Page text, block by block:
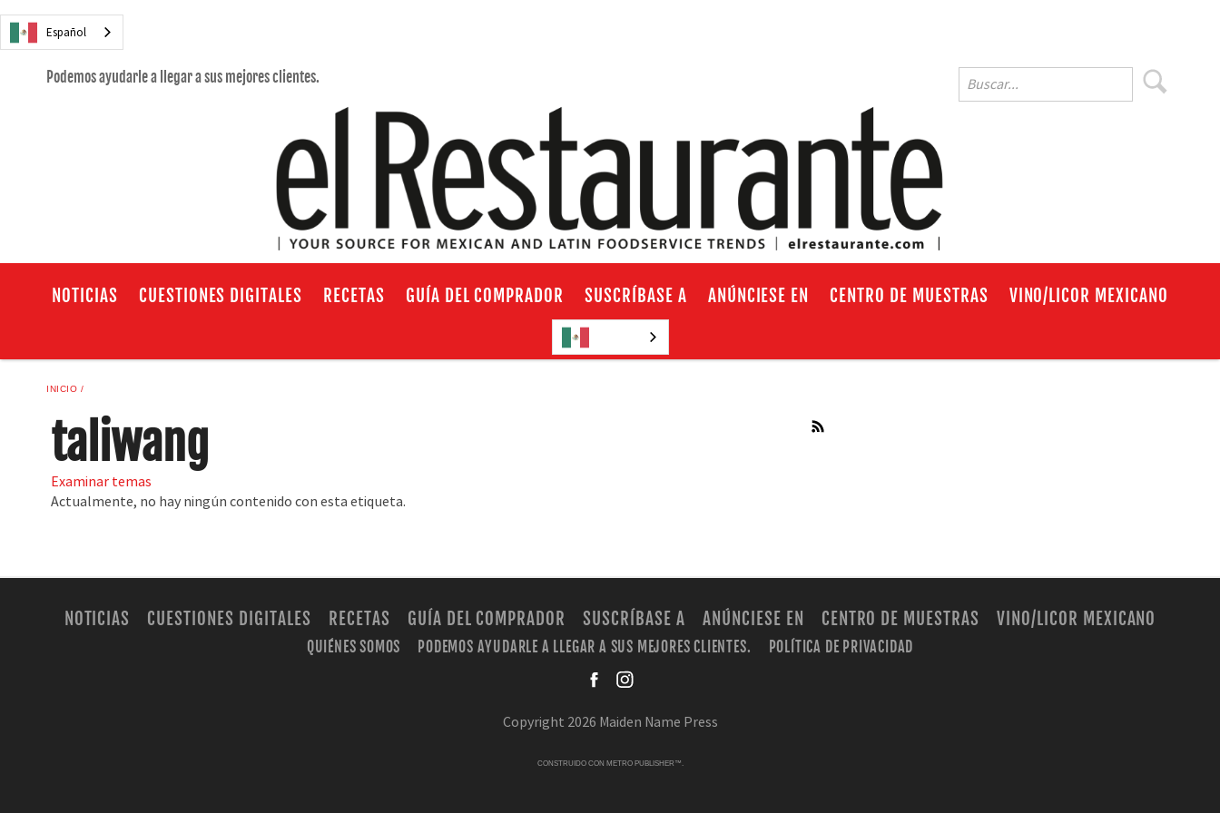
Español
Podemos ayudarle a llegar a sus mejores clientes.
NOTICIAS CUESTIONES DIGITALES RECETAS GUÍA DEL COMPRADOR SUSCRÍBASE A ANÚNCIESE EN CENTRO DE MUESTRAS VINO/LICOR MEXICANO
INICIO
taliwang
Examinar temas
Actualmente, no hay ningún contenido con esta etiqueta.
NOTICIAS CUESTIONES DIGITALES RECETAS GUÍA DEL COMPRADOR SUSCRÍBASE A ANÚNCIESE EN CENTRO DE MUESTRAS VINO/LICOR MEXICANO
QUIÉNES SOMOS PODEMOS AYUDARLE A LLEGAR A SUS MEJORES CLIENTES.
POLÍTICA DE PRIVACIDAD
Copyright 2026 Maiden Name Press
CONSTRUIDO CON METRO PUBLISHER™.